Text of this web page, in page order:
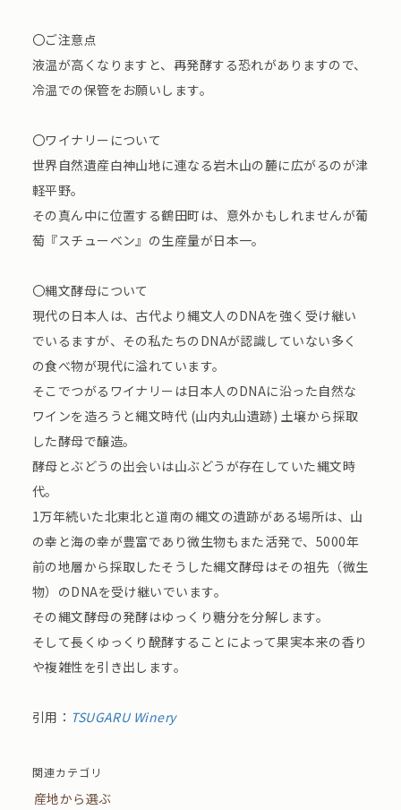
〇ご注意点
液温が高くなりますと、再発酵する恐れがありますので、
冷温での保管をお願いします。
〇ワイナリーについて
世界自然遺産白神山地に連なる岩木山の麓に広がるのが津
軽平野。
その真ん中に位置する鶴田町は、意外かもしれませんが葡
萄『スチューベン』の生産量が日本一。
〇縄文酵母について
現代の日本人は、古代より縄文人のDNAを強く受け継い
でいるますが、その私たちのDNAが認識していない多く
の食べ物が現代に溢れています。
そこでつがるワイナリーは日本人のDNAに沿った自然な
ワインを造ろうと縄文時代 (山内丸山遺跡) 土壌から採取
した酵母で醸造。
酵母とぶどうの出会いは山ぶどうが存在していた縄文時
代。
1万年続いた北東北と道南の縄文の遺跡がある場所は、山
の幸と海の幸が豊富であり微生物もまた活発で、5000年
前の地層から採取したそうした縄文酵母はその祖先（微生
物）のDNAを受け継いでいます。
その縄文酵母の発酵はゆっくり糖分を分解します。
そして長くゆっくり醗酵することによって果実本来の香り
や複雑性を引き出します。
引用： TSUGARU Winery
関連カテゴリ
産地から選ぶ